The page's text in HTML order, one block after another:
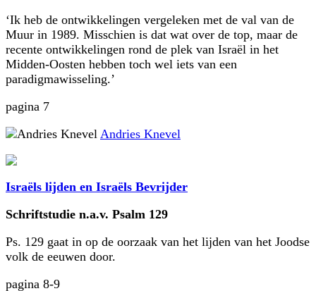
‘Ik heb de ontwikkelingen vergeleken met de val van de
Muur in 1989. Misschien is dat wat over de top, maar de
recente ontwikkelingen rond de plek van Israël in het
Midden-Oosten hebben toch wel iets van een
paradigmawisseling.’
pagina 7
Andries Knevel
Israëls lijden en Israëls Bevrijder
Schriftstudie n.a.v. Psalm 129
Ps. 129 gaat in op de oorzaak van het lijden van het Joodse
volk de eeuwen door.
pagina 8-9